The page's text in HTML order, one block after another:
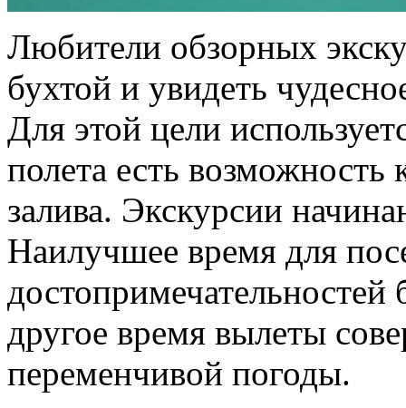
Любители обзорных
бухтой и увидеть
Для этой цели
полета есть возможность
залива. Экскурсии
Наилучшее время для
другое время вылеты
переменчивой погоды.